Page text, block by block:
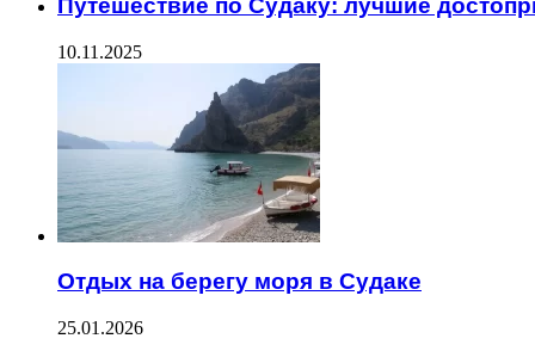
Путешествие по Судаку: лучшие
10.11.2025
Отдых на берегу моря в Судаке
25.01.2026